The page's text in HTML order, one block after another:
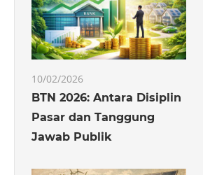
10/02/2026
BTN 2026: Antara Disiplin
Pasar dan Tanggung
Jawab Publik